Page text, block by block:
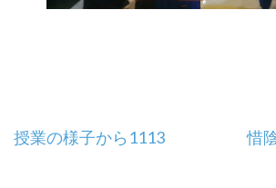
投
授業の様子から1113 惜